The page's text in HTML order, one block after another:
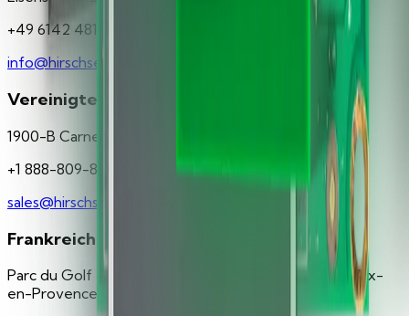
+49 6142 4811950
info@hirschsecure.de
Vereinigte Staaten
1900-B Carnegie Avenue, Santa Ana, CA 92705
+1 888-809-8880
sales@hirschsecure.com
Frankreich
Parc du Golf - Bât. 43 350, rue de la Lauzière 13290 Aix-
en-Provence